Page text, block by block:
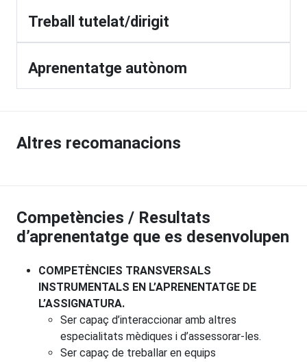
Treball tutelat/dirigit
Aprenentatge autònom
Altres recomanacions
Competències / Resultats
d’aprenentatge que es desenvolupen
COMPETÈNCIES TRANSVERSALS
INSTRUMENTALS EN L’APRENENTATGE DE
L’ASSIGNATURA.
Ser capaç d’interaccionar amb altres
especialitats mèdiques i d’assessorar-les.
Ser capaç de treballar en equips